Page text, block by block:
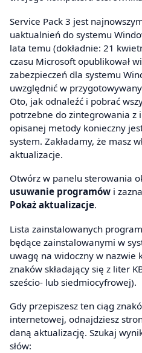
Service Pack 3 jest
uaktualnień do systemu
lata temu (dokładnie: 21
czasu Microsoft opublikował
zabezpieczeń dla systemu
uwzględnić w
Oto, jak odnaleźć i pobrać
potrzebne do zintegrowania z
opisanej metody konieczny
system. Zakładamy, że masz
aktualizacje.
Otwórz w panelu sterowania
usuwanie programów i
Pokaż aktualizacje.
Lista zainstalowanych
będące zainstalowanymi w
uwagę na widoczny w nazwie
znaków składający się z liter
sześcio- lub siedmiocyfrowej).
Gdy przepiszesz ten ciąg
internetowej, odnajdziesz
daną aktualizację. Szukaj
słów: